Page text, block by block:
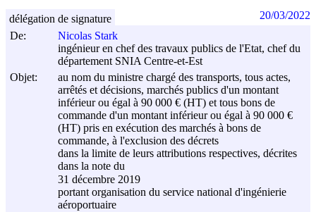
De:
Nicolas Stark
ingénieur en chef des travaux publics de l'Etat, chef du
département SNIA Centre-et-Est
Objet:
au nom du ministre chargé des transports, tous actes,
arrêtés et décisions, marchés publics d'un montant
inférieur ou égal à 90 000 € (HT) et tous bons de
commande d'un montant inférieur ou égal à 90 000 €
(HT) pris en exécution des marchés à bons de
commande, à l'exclusion des décrets
dans la limite de leurs attributions respectives, décrites
dans la note du
31 décembre 2019
portant organisation du service national d'ingénierie
aéroportuaire
délégation de signature 20/03/2022